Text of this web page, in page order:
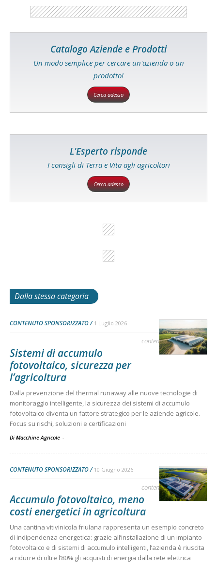
Catalogo Aziende e Prodotti
Un modo semplice per cercare un'azienda o un
prodotto!
Cerca adesso
L'Esperto risponde
I consigli di Terra e Vita agli agricoltori
Cerca adesso
Dalla stessa categoria
CONTENUTO SPONSORIZZATO 1 Luglio 2026
contenuto sponsorizzato
Sistemi di accumulo
fotovoltaico, sicurezza per
l’agricoltura
Dalla prevenzione del thermal runaway alle nuove tecnologie di
monitoraggio intelligente, la sicurezza dei sistemi di accumulo
fotovoltaico diventa un fattore strategico per le aziende agricole.
Focus su rischi, soluzioni e certificazioni
Di Macchine Agricole -
CONTENUTO SPONSORIZZATO 10 Giugno 2026
contenuto sponsorizzato
Accumulo fotovoltaico, meno
costi energetici in agricoltura
Una cantina vitivinicola friulana rappresenta un esempio concreto
di indipendenza energetica: grazie all’installazione di un impianto
fotovoltaico e di sistemi di accumulo intelligenti, l’azienda è riuscita
a ridurre di oltre l’80% gli acquisti di energia dalla rete elettrica